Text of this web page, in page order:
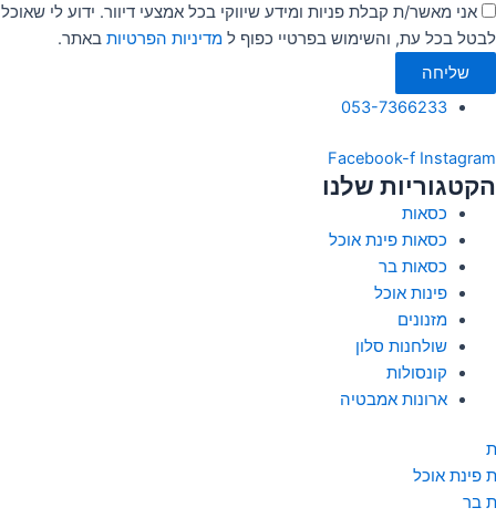
אני מאשר/ת קבלת פניות ומידע שיווקי בכל אמצעי דיוור. ידוע לי שאוכל
לבטל בכל עת, והשימוש בפרטיי כפוף ל מדיניות הפרטיות באתר.
שליחה
053-7366233
Facebook-f Instagram
הקטגוריות שלנו
כסאות
כסאות פינת אוכל
כסאות בר
פינות אוכל
מזנונים
שולחנות סלון
קונסולות
ארונות אמבטיה
פינת אוכל
בר